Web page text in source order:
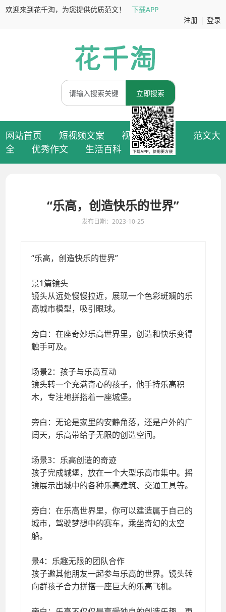
欢迎来到花千淘，为您提供优质范文！
下载APP
注册
登录
立即搜索
网站首页 短视频文案 视频拍摄脚本
范文大
全
优秀作文 生活百科
“乐高，创造快乐的世界”
发布日期：2023-10-25